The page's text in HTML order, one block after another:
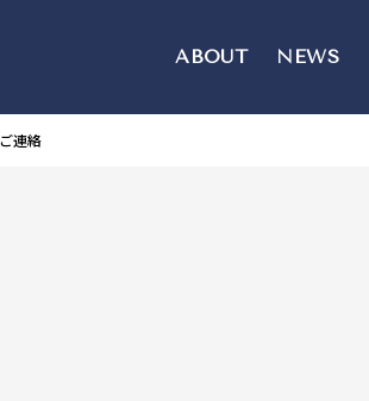
ABOUT NEWS
連絡